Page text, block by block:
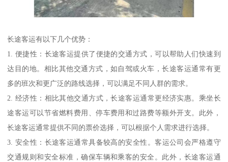
长途客运有以下几个优势：
1. 便捷性：长途客运提供了便捷的交通方式，可以帮助人们快速到
达目的地。相比其他交通方式，如自驾或火车，长途客运通常有更
多的班次和更广泛的路线选择，可以满足不同人群的需求。
2. 经济性：相比其他交通方式，长途客运通常更经济实惠。乘坐长
途客运可以节省燃料费用、停车费用和过路费等额外开支。此外，
长途客运通常提供不同的票价选择，可以根据个人需求进行选择。
3. 安全性：长途客运通常具备较高的安全性。客运公司会严格遵守
交通规则和安全标准，确保车辆和乘客的安全。此外，长途客运通